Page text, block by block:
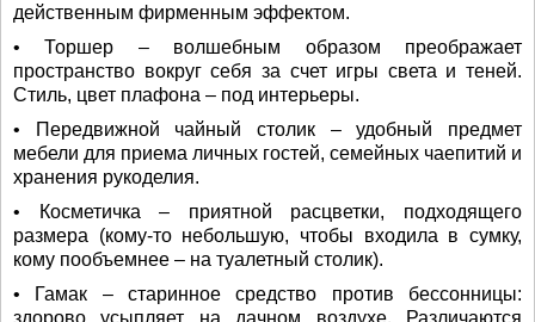
действенным фирменным эффектом.
• Торшер – волшебным образом преображает
пространство вокруг себя за счет игры света и теней.
Стиль, цвет плафона – под интерьеры.
• Передвижной чайный столик – удобный предмет
мебели для приема личных гостей, семейных чаепитий и
хранения рукоделия.
• Косметичка – приятной расцветки, подходящего
размера (кому-то небольшую, чтобы входила в сумку,
кому пообъемнее – на туалетный столик).
• Гамак – старинное средство против бессонницы:
здорово усыпляет на дачном воздухе. Различаются